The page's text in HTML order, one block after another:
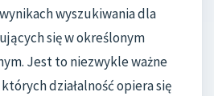
wyszukiwania dla
się w określonym
Jest to niezwykle ważne
działalność opiera się